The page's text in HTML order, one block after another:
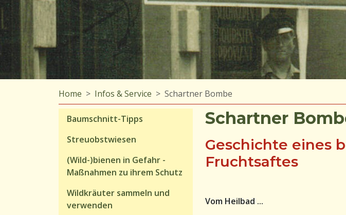
Home Infos & Service Schartner Bombe
Baumschnitt-Tipps
Streuobstwiesen
(Wild-)bienen in Gefahr -
Maßnahmen zu ihrem Schutz
Wildkräuter sammeln und
verwenden
Schartner
Geschichte eines
Fruchtsaftes
Vom Heilbad ...